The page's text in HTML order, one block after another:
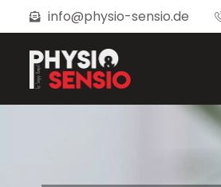
info@physio-sensio.de